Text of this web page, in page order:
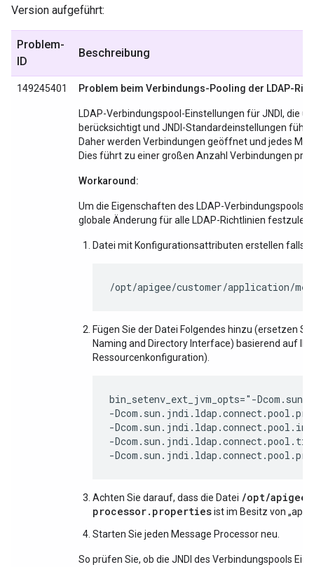
Version aufgeführt:
Problem-
ID
Beschreibung
149245401 Problem beim Verbindungs-Pooling der LDAP-
LDAP-Verbindungspool-Einstellungen für JNDI, die
berücksichtigt und JNDI-Standardeinstellungen
Daher werden Verbindungen geöffnet und jedes
Dies führt zu einer großen Anzahl Verbindungen pro
Workaround:
Um die Eigenschaften des LDAP-Verbindungspools
globale Änderung für alle LDAP-Richtlinien
Datei mit Konfigurationsattributen erstellen falls
/opt/apigee/customer/application/
Fügen Sie der Datei Folgendes hinzu (ersetzen
Naming and Directory Interface) basierend auf
Ressourcenkonfiguration).
bin_setenv_ext_jvm_opts="-
-
-
-
-
Achten Sie darauf, dass die Datei /opt/apigee/
processor.propertiesist im Besitz von
Starten Sie jeden Message Processor neu.
So prüfen Sie, ob die JNDI des Verbindungspools